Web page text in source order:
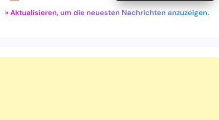
» Aktualisieren, um die neuesten Nachrichten anzuzeigen.